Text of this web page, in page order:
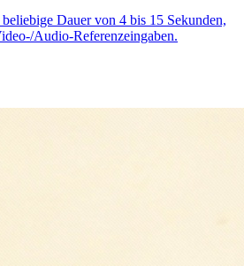
Dauer von 4 bis 15 Sekunden,
Audio-Referenzeingaben.